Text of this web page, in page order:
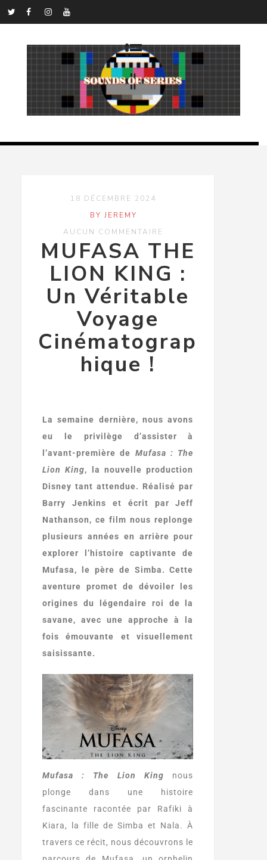
18 DÉCEMBRE 2024
BY JEREMY
AUCUN COMMENTAIRE
MUFASA THE
LION KING :
Un Véritable
Voyage
Cinématograp
hique !
La semaine dernière, nous avons
eu le privilège d’assister à
l’avant-première de Mufasa : The
Lion King, la nouvelle production
Disney tant attendue. Réalisé par
Barry Jenkins et écrit par Jeff
Nathanson, ce film nous replonge
plusieurs années en arrière pour
explorer l’histoire captivante de
Mufasa, le père de Simba. Cette
aventure promet de dévoiler les
origines du légendaire roi de la
savane, avec une approche à la
fois émouvante et visuellement
saisissante.
Mufasa : The Lion King nous
plonge dans une histoire
fascinante racontée par Rafiki à
Kiara, la fille de Simba et Nala. À
travers ce récit, nous découvrons le